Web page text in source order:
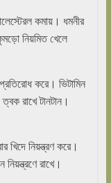
কমায়। ধমনীর
নিয়মিত খেলে
প্রতিরোধ করে। ভিটামিন
রাখে টানটান।
খিদে নিয়ন্ত্রণ করে।
রাখে।